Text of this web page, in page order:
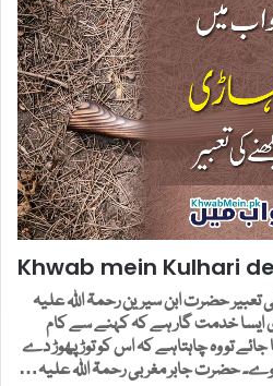
Khwab mein Kulhari
حضرت ابن سیرین رحمۃ اللہ علیہ
ایسا خدمت گار ہے کہ کہنے سے کام
تو وہ چاہتاہے کہ اس کو توڑ پھوڑ دے
حضرت جابر مغربی رحمۃ اللہ علیہ…